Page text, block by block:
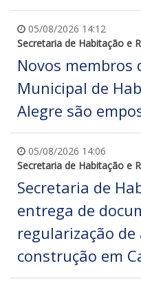
05/08/2026 14:12
Secretaria de Habitação e
Novos membros
Municipal de
Alegre são
05/08/2026 14:06
Secretaria de Habitação e
Secretaria de
entrega de
regularização de
construção em